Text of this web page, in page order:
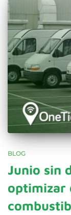
BLOG
Junio sin
optimizar